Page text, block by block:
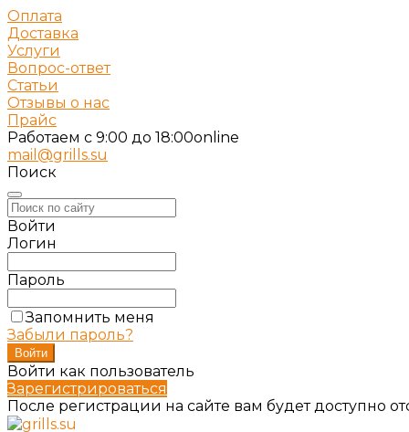
Оплата
Доставка
Услуги
Вопрос-ответ
Статьи
Отзывы о нас
Прайс
Работаем c 9:00 до 18:00online
mail@grills.su
Поиск
Войти
Логин
Пароль
Запомнить меня
Забыли пароль?
Войти как пользователь
Зарегистрироваться
После регистрации на сайте вам будет доступно